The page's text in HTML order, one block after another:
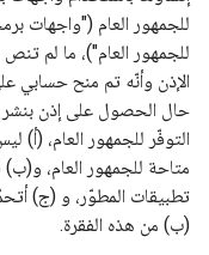
للجمهور العام ("واجهات
حال الحصول على إذن بنشر
التوفّر للجمهور العام،
متاحة للجمهور العام،
تطبيقات المطوّر، و (ج)
(ب) من هذه الفقرة.